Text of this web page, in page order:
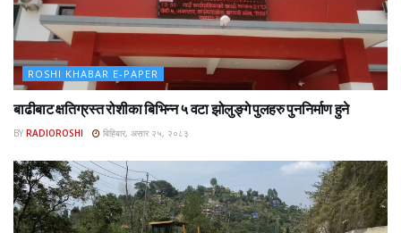
ROSHI KHABAR E-PAPER
बाढीबाट क्षतिग्रस्त रोशीका बिभिन्न ५ वटा झोलुङ्गे पुलहरु पुननिर्माण हुने
BY RADIOROSHI बिहिबार, असार २५, २०८३